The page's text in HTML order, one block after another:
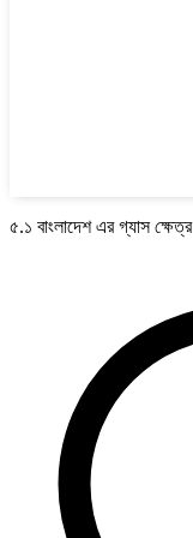
৫.১ বাংলাদেশ এর গ্যাস ক্ষেত্র